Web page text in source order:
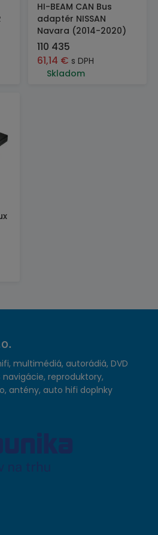
HI-BEAM CAN Bus
adaptér NISSAN
Navara (2014-2020)
110 435
61,14 € s DPH
Skladom
multimédiá, autorádiá, DVD
navigácie, reproduktory,
antény, auto hifi doplnky